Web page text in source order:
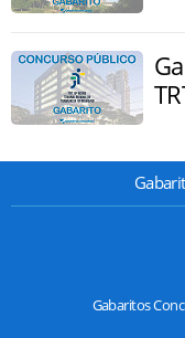
Gabaritos